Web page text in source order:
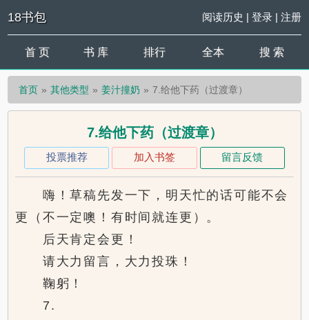
18书包 阅读历史 | 登录| 注册
首 页 书 库 排行 全本 搜 索
首页 其他类型 姜汁撞奶 7.给他下药（过渡章）
7.给他下药（过渡章）
投票推荐 加入书签 留言反馈
嗨！草稿先发一下，明天忙的话可能不会
更（不一定噢！有时间就连更）。
后天肯定会更！
请大力留言，大力投珠！
鞠躬！
7.